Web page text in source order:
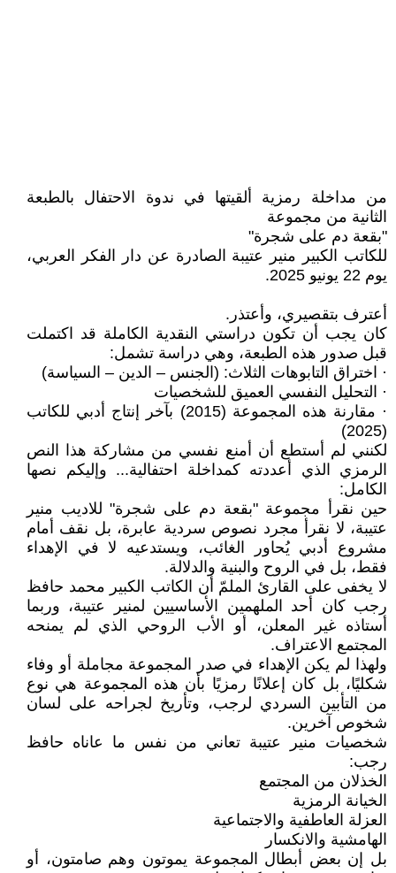
من مداخلة رمزية ألقيتها في ندوة الاحتفال بالطبعة
الثانية من مجموعة
"بقعة دم على شجرة"
للكاتب الكبير منير عتيبة الصادرة عن دار الفكر العربي،
يوم 22 يونيو 2025.
أعترف بتقصيري، وأعتذر.
كان يجب أن تكون دراستي النقدية الكاملة قد اكتملت
قبل صدور هذه الطبعة، وهي دراسة تشمل:
· اختراق التابوهات الثلاث: (الجنس – الدين – السياسة)
· التحليل النفسي العميق للشخصيات
· مقارنة هذه المجموعة (2015) بآخر إنتاج أدبي للكاتب
(2025)
لكنني لم أستطع أن أمنع نفسي من مشاركة هذا النص
الرمزي الذي أعددته كمداخلة احتفالية... وإليكم نصها
الكامل:
حين نقرأ مجموعة "بقعة دم على شجرة" للاديب منير
عتيبة، لا نقرأ مجرد نصوص سردية عابرة، بل نقف أمام
مشروع أدبي يُحاور الغائب، ويستدعيه لا في الإهداء
فقط، بل في الروح والبنية والدلالة.
لا يخفى على القارئ الملمّ أن الكاتب الكبير محمد حافظ
رجب كان أحد الملهمين الأساسيين لمنير عتيبة، وربما
أستاذه غير المعلن، أو الأب الروحي الذي لم يمنحه
المجتمع الاعتراف.
ولهذا لم يكن الإهداء في صدر المجموعة مجاملة أو وفاء
شكليًا، بل كان إعلانًا رمزيًا بأن هذه المجموعة هي نوع
من التأبين السردي لرجب، وتأريخ لجراحه على لسان
شخوص آخرين.
شخصيات منير عتيبة تعاني من نفس ما عاناه حافظ
رجب:
الخذلان من المجتمع
الخيانة الرمزية
العزلة العاطفية والاجتماعية
الهامشية والانكسار
بل إن بعض أبطال المجموعة يموتون وهم صامتون، أو